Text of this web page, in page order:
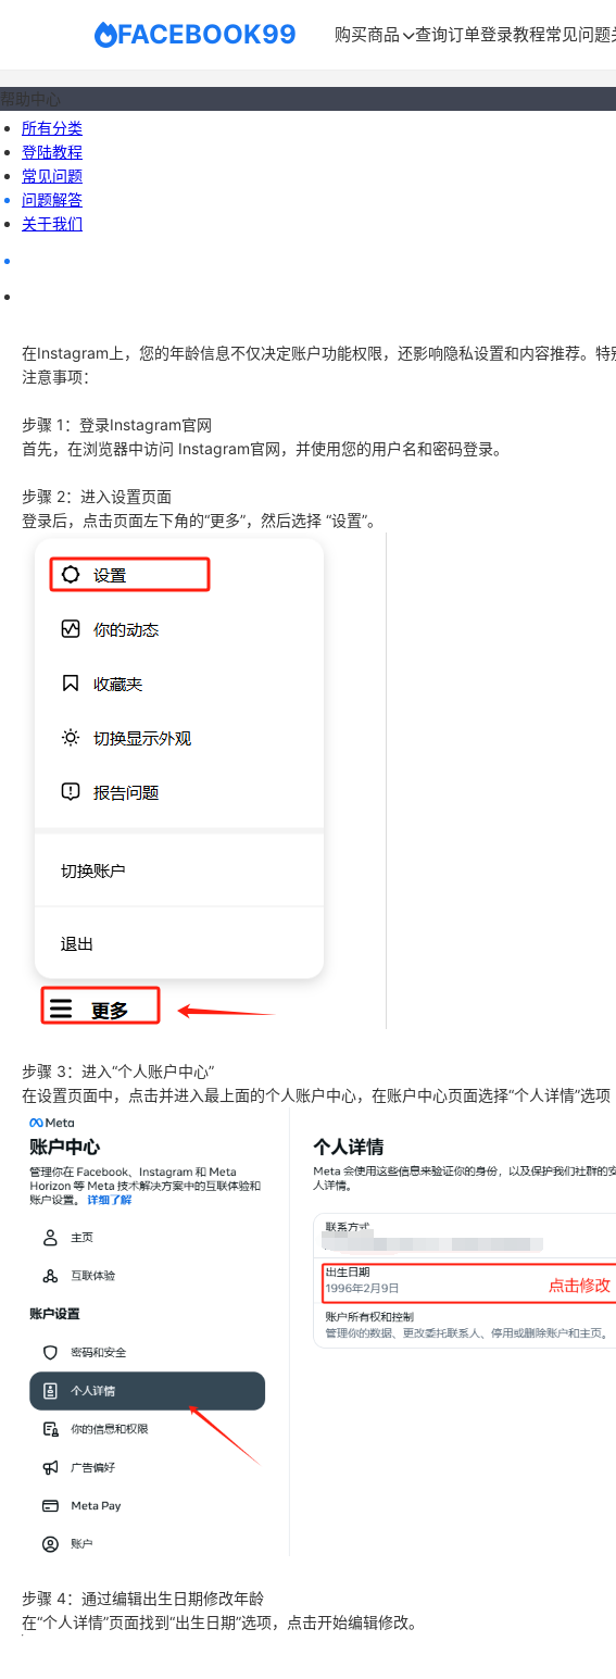
FACEBOOK99 购买商品 查询订单登录教程常见问题
帮助中心
所有分类
登陆教程
常见问题
问题解答
关于我们
在Instagram上，您的年龄信息不仅决定账户功能权限，还影响隐私设置和内容推荐。
注意事项：
步骤 1：登录Instagram官网
首先，在浏览器中访问 Instagram官网，并使用您的用户名和密码登录。
步骤 2：进入设置页面
登录后，点击页面左下角的“更多”，然后选择 “设置”。
步骤 3：进入“个人账户中心”
在设置页面中，点击并进入最上面的个人账户中心，在账户中心页面选择“个人详情”选项
步骤 4：通过编辑出生日期修改年龄
在“个人详情”页面找到“出生日期”选项，点击开始编辑修改。